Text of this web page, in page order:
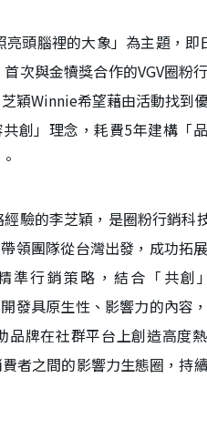
頭腦裡的大象」為主題，即
次與金犢獎合作的VGV圈粉
穎Winnie希望藉由活動找到
創」理念，耗費5年建構「
驗的李芝穎，是圈粉行銷科
領團隊從台灣出發，成功拓
準行銷策略，結合「共創
發具原生性、影響力的內容
品牌在社群平台上創造高度
者之間的影響力生態圈，持